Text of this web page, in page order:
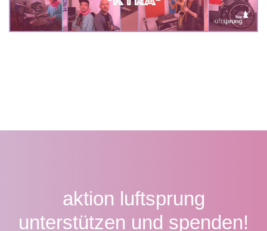
aktion luftsprung
unterstützen und spenden!